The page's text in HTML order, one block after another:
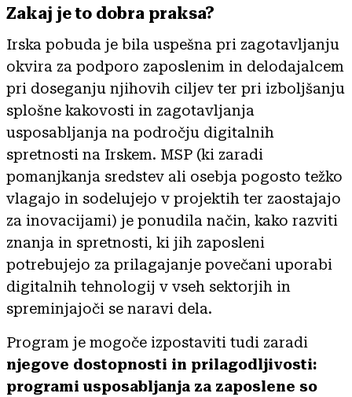
Zakaj je to dobra praksa?
Irska pobuda je bila uspešna pri zagotavljanju
okvira za podporo zaposlenim in delodajalcem
pri doseganju njihovih ciljev ter pri izboljšanju
splošne kakovosti in zagotavljanja
usposabljanja na področju digitalnih
spretnosti na Irskem. MSP (ki zaradi
pomanjkanja sredstev ali osebja pogosto težko
vlagajo in sodelujejo v projektih ter zaostajajo
za inovacijami) je ponudila način, kako razviti
znanja in spretnosti, ki jih zaposleni
potrebujejo za prilagajanje povečani uporabi
digitalnih tehnologij v vseh sektorjih in
spreminjajoči se naravi dela.
Program je mogoče izpostaviti tudi zaradi
njegove dostopnosti in prilagodljivosti:
programi usposabljanja za zaposlene so